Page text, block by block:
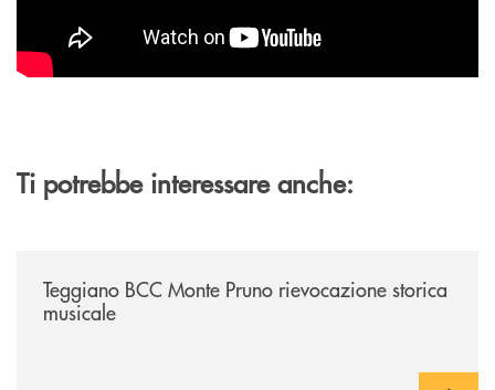
Ti potrebbe interessare anche:
Teggiano BCC Monte Pruno rievocazione storica
musicale